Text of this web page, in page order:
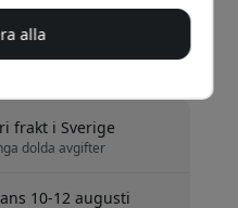
nu
att skickas
frakt i Sverige
dolda avgifter
10-12 augusti
alla